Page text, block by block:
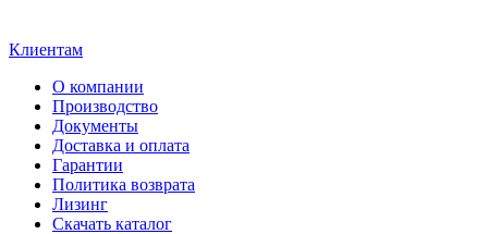
Клиентам
О компании
Производство
Документы
Доставка и оплата
Гарантии
Политика возврата
Лизинг
Скачать каталог